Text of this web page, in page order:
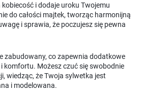
i dodaje uroku Twojemu
do całości majtek, tworząc harmonijną
i sprawia, że poczujesz się pewna
zabudowany, co zapewnia dodatkowe
komfortu. Możesz czuć się swobodnie
wiedząc, że Twoja sylwetka jest
i modelowana.